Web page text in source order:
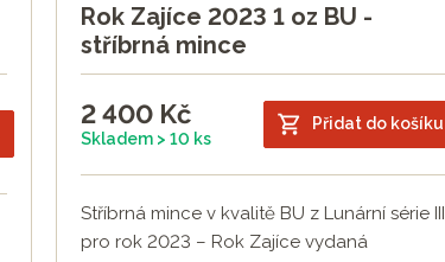
Rok Zajíce 2023 1 oz BU -
stříbrná mince
2 400 Kč
Skladem > 10 ks
Přidat do košíku
Stříbrná mince v kvalitě BU z Lunární série III
pro rok 2023 – Rok Zajíce vydaná